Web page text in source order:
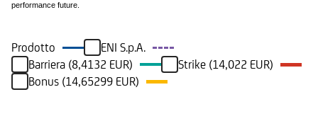
performance future.
Prodotto
ENI S.p.A.
Barriera (8,4132 EUR)
Strike (14,022 EUR)
Bonus (14,65299 EUR)